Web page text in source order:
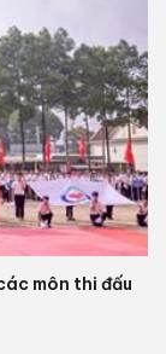
môn thi đấu